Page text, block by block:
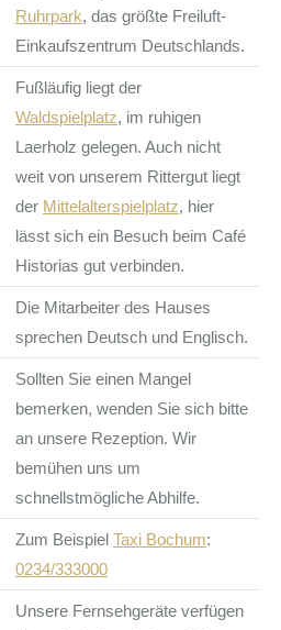
Ruhrpark, das größte Freiluft-
Einkaufszentrum Deutschlands.
Fußläufig liegt der
Waldspielplatz, im ruhigen
Laerholz gelegen. Auch nicht
weit von unserem Rittergut liegt
der Mittelalterspielplatz, hier
lässt sich ein Besuch beim Café
Historias gut verbinden.
Die Mitarbeiter des Hauses
sprechen Deutsch und Englisch.
Sollten Sie einen Mangel
bemerken, wenden Sie sich bitte
an unsere Rezeption. Wir
bemühen uns um
schnellstmögliche Abhilfe.
Zum Beispiel Taxi Bochum:
0234/333000
Unsere Fernsehgeräte verfügen